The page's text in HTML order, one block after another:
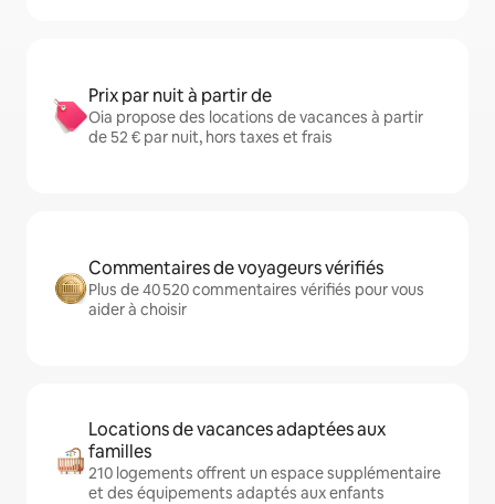
Prix par nuit à partir de
Oia propose des locations de vacances à partir
de 52 € par nuit, hors taxes et frais
Commentaires de voyageurs vérifiés
Plus de 40 520 commentaires vérifiés pour vous
aider à choisir
Locations de vacances adaptées aux
familles
210 logements offrent un espace supplémentaire
et des équipements adaptés aux enfants